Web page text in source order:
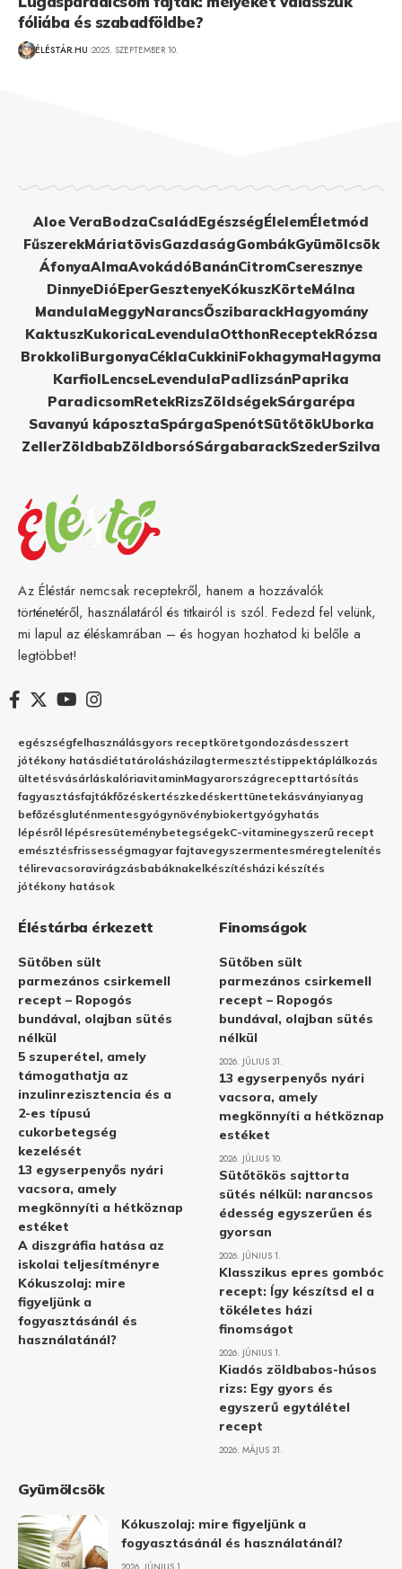
fóliába és szabadföldbe?
ÉLÉSTÁR.HU 2025. SZEPTEMBER 10.
Aloe VeraBodzaCsaládEgészségÉlelemÉletmód
FűszerekMáriatövisGazdaságGombákGyümölcsök
ÁfonyaAlmaAvokádóBanánCitromCseresznye
DinnyeDióEperGesztenyeKókuszKörteMálna
MandulaMeggyNarancsŐszibarackHagyomány
KaktuszKukoricaLevendulaOtthonReceptekRózsa
BrokkoliBurgonyaCéklaCukkiniFokhagymaHagyma
KarfiolLencseLevendulaPadlizsánPaprika
ParadicsomRetekRizsZöldségekSárgarépa
Savanyú káposztaSpárgaSpenótSütőtökUborka
ZellerZöldbabZöldborsóSárgabarackSzederSzilva
Az Éléstár nemcsak receptekről, hanem a hozzávalók
történetéről, használatáról és titkairól is szól. Fedezd fel velünk,
mi lapul az éléskamrában – és hogyan hozhatod ki belőle a
legtöbbet!
egészségfelhasználásgyors receptköretgondozásdesszert
jótékony hatásdiétatárolásházilagtermesztéstippektáplálkozás
ültetésvásárláskalóriavitaminMagyarországrecepttartósítás
fagyasztásfajtákfőzéskertészkedéskerttünetekásványianyag
befőzésgluténmentesgyógynövénybiokertgyógyhatás
lépésről lépésresüteménybetegségekC-vitaminegyszerű recept
emésztésfrissességmagyar fajtavegyszermentesméregtelenítés
télirevacsoravirágzásbabáknakelkészítésházi készítés
jótékony hatások
Éléstárba érkezett
Sütőben sült
parmezános csirkemell
recept – Ropogós
bundával, olajban sütés
nélkül
5 szuperétel, amely
támogathatja az
inzulinrezisztencia és a
2-es típusú
cukorbetegség
kezelését
13 egyserpenyős nyári
vacsora, amely
megkönnyíti a hétköznap
estéket
A diszgráfia hatása az
iskolai teljesítményre
Kókuszolaj: mire
figyeljünk a
fogyasztásánál és
használatánál?
Finomságok
Sütőben sült
parmezános csirkemell
recept – Ropogós
bundával, olajban sütés
nélkül
2026. JÚLIUS 31.
13 egyserpenyős nyári
vacsora, amely
megkönnyíti a hétköznap
estéket
2026. JÚLIUS 10.
Sütőtökös sajttorta
sütés nélkül: narancsos
édesség egyszerűen és
gyorsan
2026. JÚNIUS 1.
Klasszikus epres gombóc
recept: Így készítsd el a
tökéletes házi
finomságot
2026. JÚNIUS 1.
Kiadós zöldbabos-húsos
rizs: Egy gyors és
egyszerű egytálétel
recept
2026. MÁJUS 31.
Gyümölcsök
Kókuszolaj: mire figyeljünk a
fogyasztásánál és használatánál?